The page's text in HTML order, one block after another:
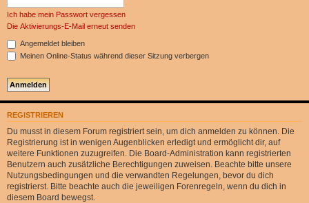
Ich habe mein Passwort vergessen
Die Aktivierungs-E-Mail erneut senden
Angemeldet bleiben
Meinen Online-Status während dieser Sitzung verbergen
REGISTRIEREN
Du musst in diesem Forum registriert sein, um dich anmelden zu können. Die
Registrierung ist in wenigen Augenblicken erledigt und ermöglicht dir, auf
weitere Funktionen zuzugreifen. Die Board-Administration kann registrierten
Benutzern auch zusätzliche Berechtigungen zuweisen. Beachte bitte unsere
Nutzungsbedingungen und die verwandten Regelungen, bevor du dich
registrierst. Bitte beachte auch die jeweiligen Forenregeln, wenn du dich in
diesem Board bewegst.